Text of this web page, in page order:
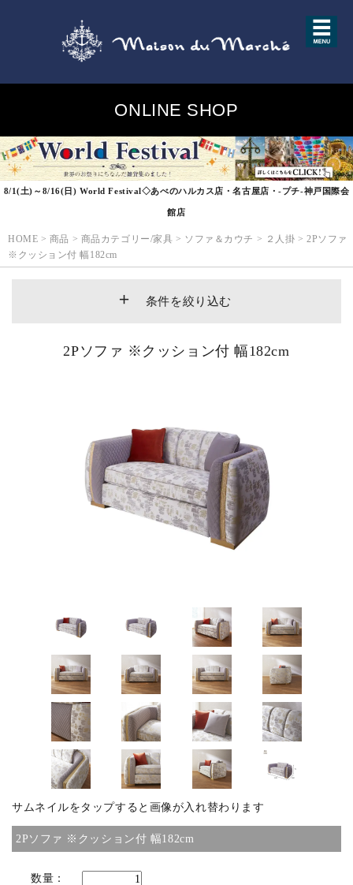
ONLINE SHOP
8/1(土)～8/16(日) World Festival◇あべのハルカス店・名古屋店・-プチ-神戸国際会
館店
HOME > 商品 > 商品カテゴリー/家具 > ソファ＆カウチ > ２人掛 >2Pソファ
※クッション付 幅182cm
条件を絞り込む
商品カテゴリー/家具
商品カテゴリー/雑貨
サイズ
ブランド
2Pソファ ※クッション付 幅182cm
サムネイルをタップすると画像が入れ替わります
2Pソファ ※クッション付 幅182cm
数量：